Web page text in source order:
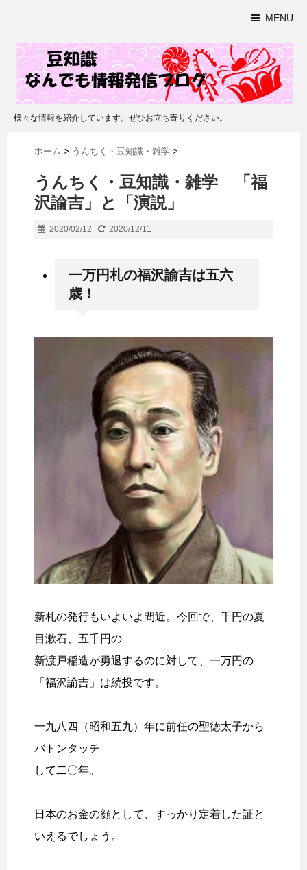
MENU
様々な情報を紹介しています。ぜひお立ち寄りください。
ホーム > うんちく・豆知識・雑学 >
うんちく・豆知識・雑学 「福
沢諭吉」と「演説」
2020/02/12 2020/12/11
一万円札の福沢諭吉は五六
歳！
新札の発行もいよいよ間近。今回で、千円の夏
目漱石、五千円の
新渡戸稲造が勇退するのに対して、一万円の
「福沢諭吉」は続投です。
一九八四（昭和五九）年に前任の聖徳太子から
バトンタッチ
して二〇年。
日本のお金の顔として、すっかり定着した証と
いえるでしょう。